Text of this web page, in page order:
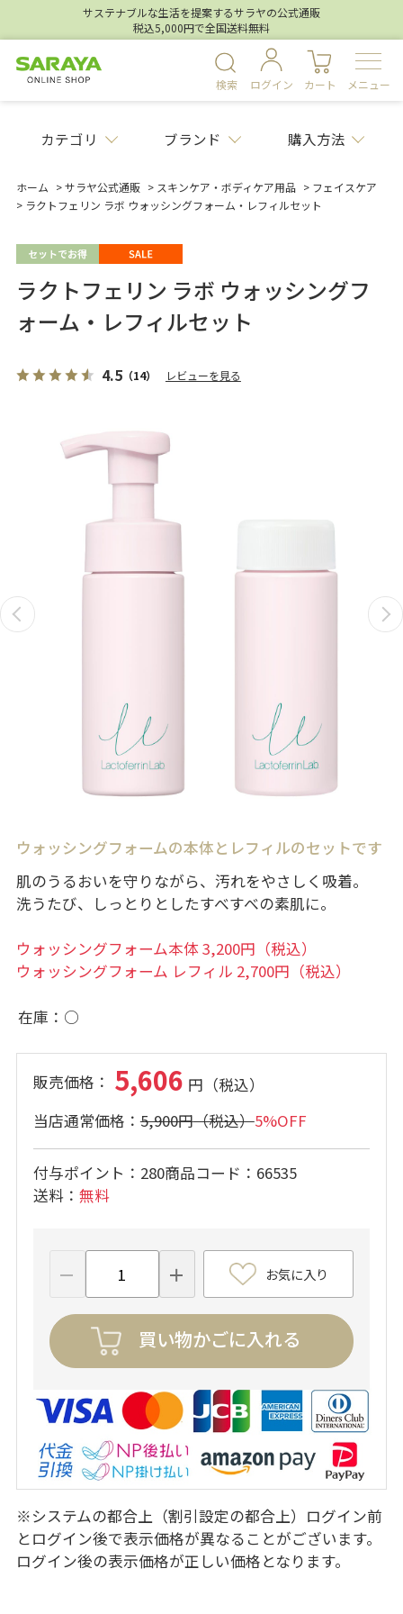
サステナブルな生活を提案するサラヤの公式通販
税込5,000円で全国送料無料
検索 ログイン カート メニュー
カテゴリ ブランド 購入方法
ホーム >サラヤ公式通販 > スキンケア・ボディケア用品 > フェイスケア
> ラクトフェリン ラボ ウォッシングフォーム・レフィルセット
ラクトフェリン ラボ ウォッシングフ
ォーム・レフィルセット
4.5（14） レビューを見る
ウォッシングフォームの本体とレフィルのセットです
肌のうるおいを守りながら、汚れをやさしく吸着。
洗うたび、しっとりとしたすべすべの素肌に。
ウォッシングフォーム本体 3,200円（税込）
ウォッシングフォーム レフィル 2,700円（税込）
在庫 ○
5,606
5,900円 5%OFF
付与ポイント 280商品コード
66535
送料
無料
お気に入り
買い物かごに入れる
※システムの都合上（割引設定の都合上）ログイン前
とログイン後で表示価格が異なることがございます。
ログイン後の表示価格が正しい価格となります。